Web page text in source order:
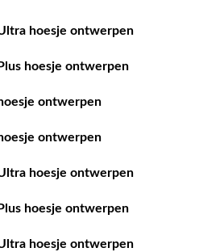
hoesje ontwerpen
hoesje ontwerpen
ontwerpen
ontwerpen
hoesje ontwerpen
hoesje ontwerpen
hoesje ontwerpen